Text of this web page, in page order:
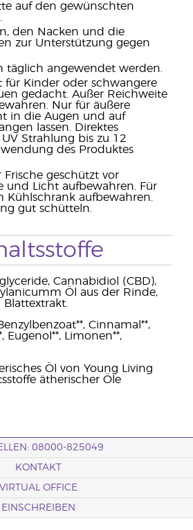
auf den gewünschten
den Nacken und die
zur Unterstützung gegen
täglich angewendet werden.
für Kinder oder schwangere
gedacht. Außer Reichweite
Nur für äußere
in die Augen und auf
lassen. Direktes
Strahlung bis zu 12
des Produktes
geschützt vor
und Licht aufbewahren. Für
Kühlschrank aufbewahren.
gut schütteln.
Cannabidiol (CBD),
Öl aus der Rinde,
Cinnamal**,
Eugenol**, Limonen**,
Öl von Young Living
ätherischer Öle
08000-825049
KONTAKT
VIRTUAL OFFICE
EINSCHREIBEN